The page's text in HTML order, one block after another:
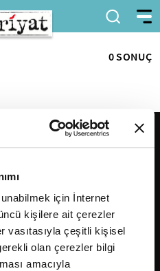
için İnternet
kişilere ait çerezler
vasıtasıyla çeşitli kişisel
olan çerezler bilgi
amacıyla
0 SONUÇ